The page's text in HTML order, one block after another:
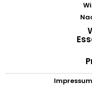
Impressum